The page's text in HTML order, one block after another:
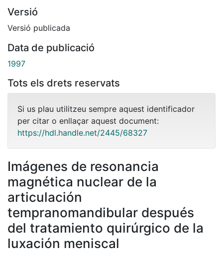
Versió
Versió publicada
Data de publicació
1997
Tots els drets reservats
Si us plau utilitzeu sempre aquest identificador
per citar o enllaçar aquest document:
https://hdl.handle.net/2445/68327
Imágenes de resonancia
magnética nuclear de la
articulación
tempranomandibular después
del tratamiento quirúrgico de la
luxación meniscal